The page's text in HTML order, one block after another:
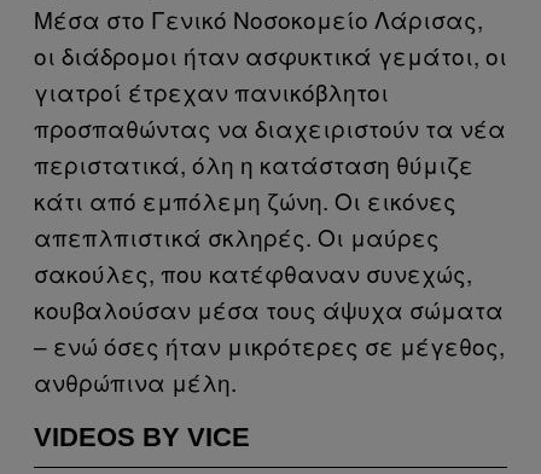
Μέσα στο Γενικό Νοσοκομείο Λάρισας,
οι διάδρομοι ήταν ασφυκτικά γεμάτοι, οι
γιατροί έτρεχαν πανικόβλητοι
προσπαθώντας να διαχειριστούν τα νέα
περιστατικά, όλη η κατάσταση θύμιζε
κάτι από εμπόλεμη ζώνη. Οι εικόνες
απεπλπιστικά σκληρές. Οι μαύρες
σακούλες, που κατέφθαναν συνεχώς,
κουβαλούσαν μέσα τους άψυχα σώματα
– ενώ όσες ήταν μικρότερες σε μέγεθος,
ανθρώπινα μέλη.
VIDEOS BY VICE